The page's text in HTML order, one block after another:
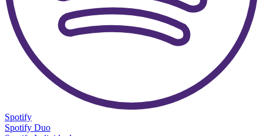
Spotify
Spotify Duo